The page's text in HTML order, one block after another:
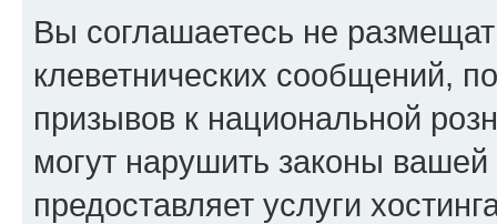
Вы соглашаетесь не
клеветнических сообщений,
призывов к национальной
могут нарушить законы
предоставляет услуги